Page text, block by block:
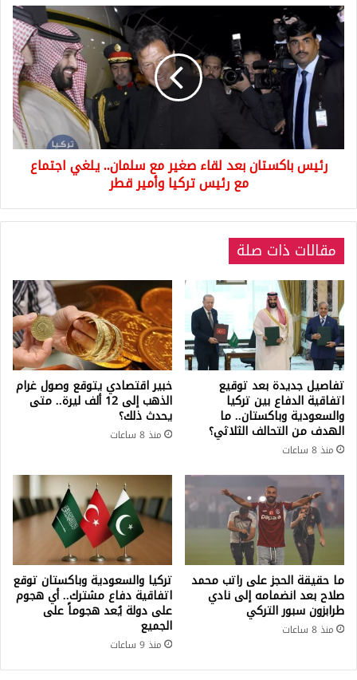
تركيا
رئيس
باكستان
بعد
لقاء
صغير
سلمان..
يلغي
اجتماع
رئيس
وأمير
رئيس باكستان بعد لقاء صغير مع سلمان.. يلغي اجتماع
مع رئيس تركيا وأمير قطر
مقالات ذات صلة
تفاصيل جديدة بعد توقيع
اتفاقية الدفاع بين تركيا
والسعودية وباكستان.. ما
الهدف من التحالف الثلاثي؟
منذ 8 ساعات
خبير اقتصادي يتوقع وصول غرام
الذهب إلى 12 ألف ليرة.. متى
يحدث ذلك؟
منذ 8 ساعات
ما حقيقة الحجز على راتب محمد
صلاح بعد انضمامه إلى نادي
طرابزون سبور التركي
منذ 8 ساعات
تركيا والسعودية وباكستان توقع
اتفاقية دفاع مشترك.. أي هجوم
على دولة يُعد هجوماً على
الجميع
منذ 9 ساعات